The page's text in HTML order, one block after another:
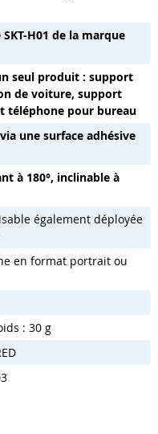
-H01 de la marque
seul produit : support
de voiture, support
téléphone pour bureau
une surface adhésive
à 180°, inclinable à
également déployée
en format portrait ou
: 30 g